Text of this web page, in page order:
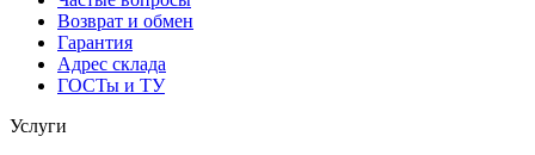
Возврат и обмен
Гарантия
Адрес склада
ГОСТы и ТУ
Услуги